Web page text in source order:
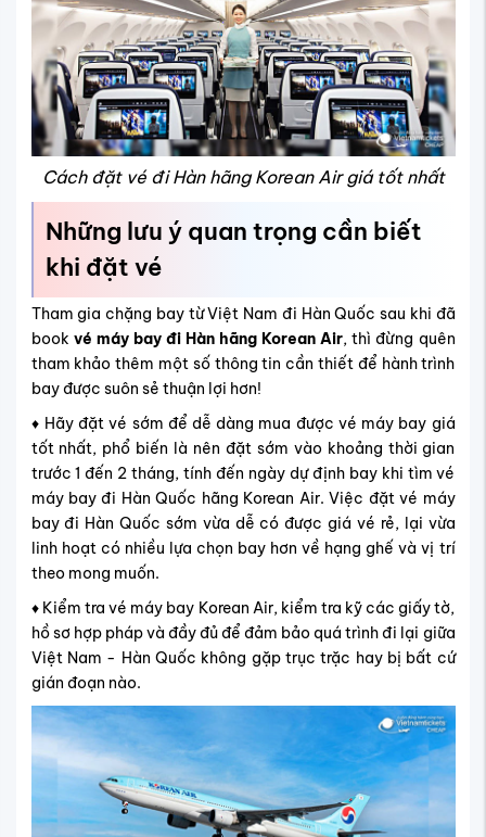
Cách đặt vé đi Hàn hãng Korean Air giá tốt nhất
Những lưu ý quan trọng cần biết
khi đặt vé
Tham gia chặng bay từ Việt Nam đi Hàn Quốc sau khi đã
book vé máy bay đi Hàn hãng Korean Air, thì đừng quên
tham khảo thêm một số thông tin cần thiết để hành trình
bay được suôn sẻ thuận lợi hơn!
♦︎ Hãy đặt vé sớm để dễ dàng mua được vé máy bay giá
tốt nhất, phổ biến là nên đặt sớm vào khoảng thời gian
trước 1 đến 2 tháng, tính đến ngày dự định bay khi tìm vé
máy bay đi Hàn Quốc hãng Korean Air. Việc đặt vé máy
bay đi Hàn Quốc sớm vừa dễ có được giá vé rẻ, lại vừa
linh hoạt có nhiều lựa chọn bay hơn về hạng ghế và vị trí
theo mong muốn.
♦︎ Kiểm tra vé máy bay Korean Air, kiểm tra kỹ các giấy tờ,
hồ sơ hợp pháp và đầy đủ để đảm bảo quá trình đi lại giữa
Việt Nam - Hàn Quốc không gặp trục trặc hay bị bất cứ
gián đoạn nào.